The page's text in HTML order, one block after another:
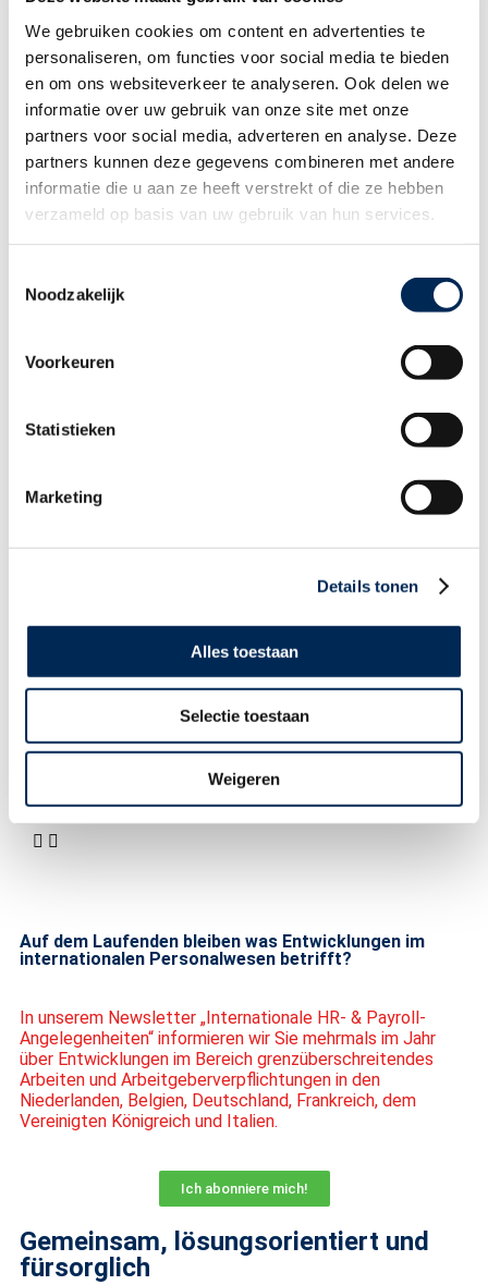
We gebruiken cookies om content en advertenties te
personaliseren, om functies voor social media te bieden
en om ons websiteverkeer te analyseren. Ook delen we
informatie over uw gebruik van onze site met onze
partners voor social media, adverteren en analyse. Deze
partners kunnen deze gegevens combineren met andere
informatie die u aan ze heeft verstrekt of die ze hebben
verzameld op basis van uw gebruik van hun services.
Noodzakelijk
Voorkeuren
Statistieken
Marketing
Details tonen
Alles toestaan
Selectie toestaan
Weigeren
Verwandten Themen
ersten Einstellungen in Belgien: LSS- oder
Zielgruppenermäßigung der
Arbeitgeberbeiträge zur sozialen Sicherheit
Wir bieten unsere Dienstleistung in
folgenden Ländern an:
Belgien,Deutschland,Italien
Veröffentlichungsdatum: 30/09/2022
Auf dem Laufenden bleiben was Entwicklungen im
internationalen Personalwesen betrifft?
In unserem Newsletter „Internationale HR- & Payroll-
Angelegenheiten“ informieren wir Sie mehrmals im Jahr
über Entwicklungen im Bereich grenzüberschreitendes
Arbeiten und Arbeitgeberverpflichtungen in den
Niederlanden, Belgien, Deutschland, Frankreich, dem
Vereinigten Königreich und Italien.
Ich abonniere mich!
Gemeinsam, lösungsorientiert und
fürsorglich